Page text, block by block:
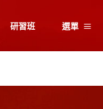
研習班 選單